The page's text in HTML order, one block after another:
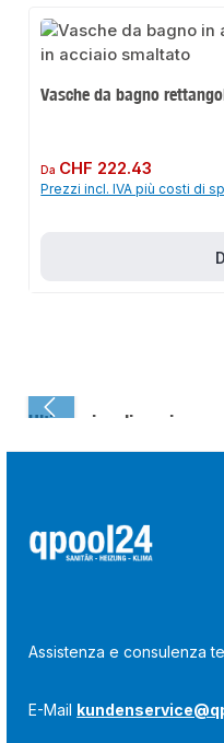
Vasche da bagno
Prezzo normale:
Da CHF 222.43
Prezzi incl. IVA più costi di
Ultima visualizzazione:
Assistenza e consulenza
E-Mail